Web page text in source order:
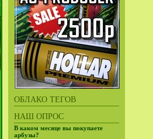
ОБЛАКО ТЕГОВ
НАШ ОПРОС
В каком месяце вы покупаете
арбузы?